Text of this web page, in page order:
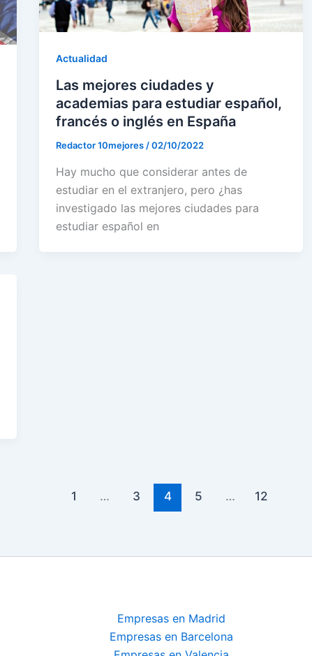
Actualidad
Las mejores ciudades y
academias para estudiar español,
francés o inglés en España
Redactor 10mejores /02/10/2022
Hay mucho que considerar antes de
estudiar en el extranjero, pero ¿has
investigado las mejores ciudades para
estudiar español en
1 … 3 4 5 … 12
Empresas en Madrid
Empresas en Barcelona